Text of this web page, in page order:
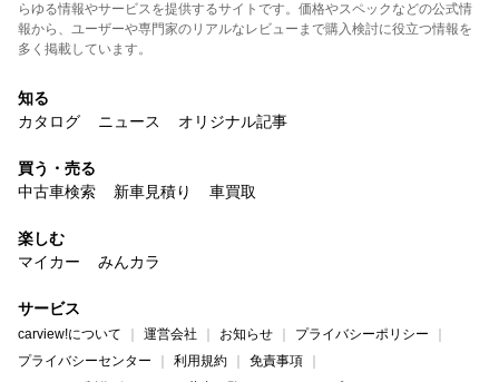
らゆる情報やサービスを提供するサイトです。価格やスペックなどの公式情
報から、ユーザーや専門家のリアルなレビューまで購入検討に役立つ情報を
多く掲載しています。
知る
カタログ
ニュース オリジナル記事
買う・売る
中古車検索
新車見積り 車買取
楽しむ
マイカー
みんカラ
サービス
carview!について 運営会社 お知らせ
プライバシーポリシー
プライバシーセンター
利用規約
免責事項